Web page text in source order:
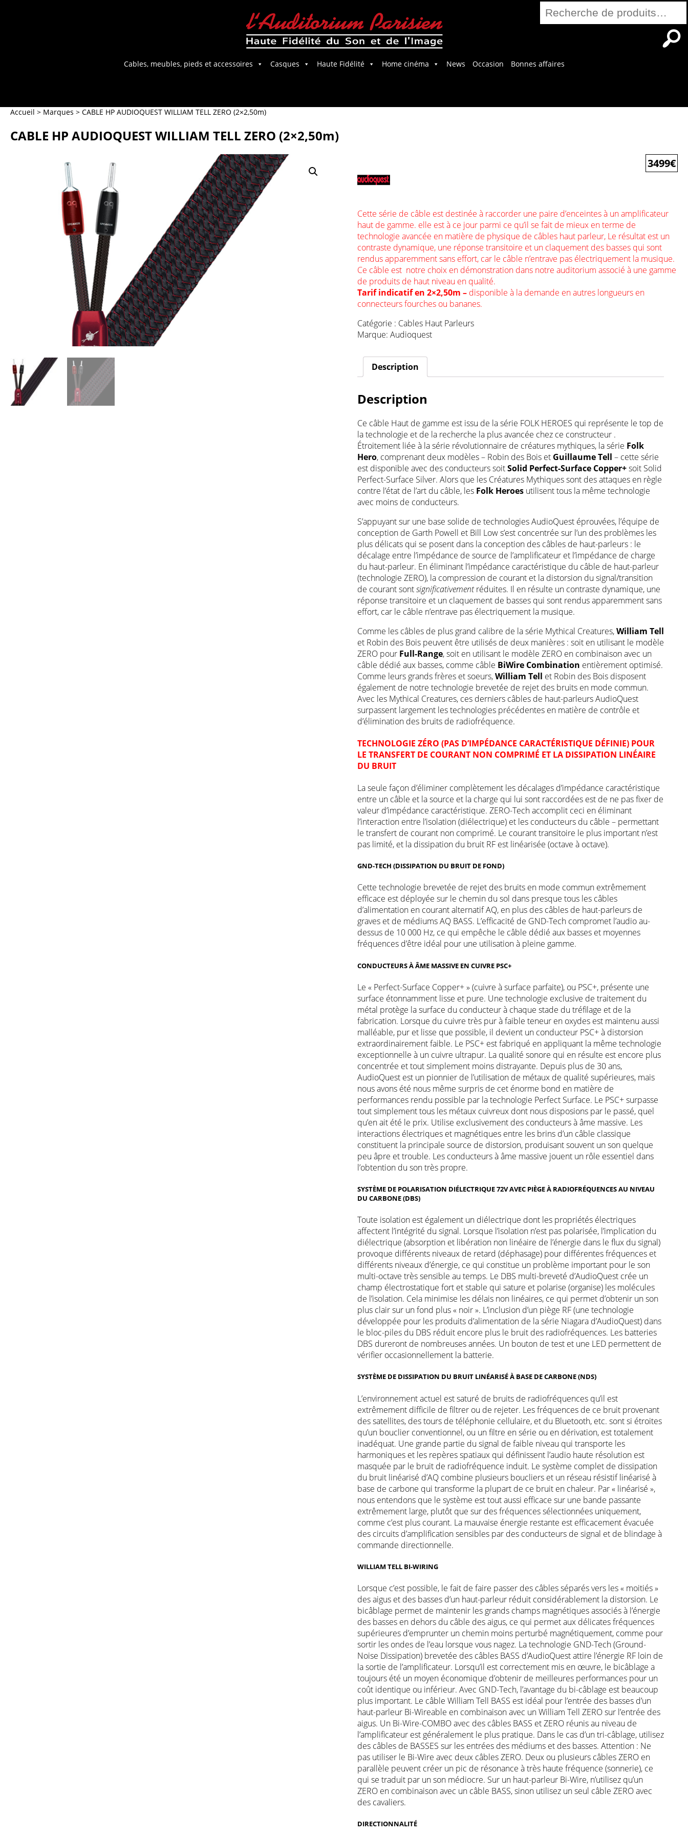
Cables, meubles, pieds et accessoires Casques Haute Fidélité Home cinéma News Occasion Bonnes affaires
Recherche
pour :
Accueil > Marques > CABLE HP AUDIOQUEST WILLIAM TELL ZERO (2×2,50m)
CABLE HP AUDIOQUEST WILLIAM TELL ZERO (2×2,50m)
3499€
Cette série de câble est destinée à raccorder une paire d’enceintes à un amplificateur
haut de gamme. elle est à ce jour parmi ce qu’il se fait de mieux en terme de
technologie avancée en matière de physique de câbles haut parleur, Le résultat est un
contraste dynamique, une réponse transitoire et un claquement des basses qui sont
rendus apparemment sans effort, car le câble n’entrave pas électriquement la musique.
Ce câble est notre choix en démonstration dans notre auditorium associé à une gamme
de produits de haut niveau en qualité.
Tarif indicatif en 2×2,50m – disponible à la demande en autres longueurs en
connecteurs fourches ou bananes.
Catégorie : Cables Haut Parleurs
Marque:Audioquest
Description
Description
Ce câble Haut de gamme est issu de la série FOLK HEROES qui représente le top de
la technologie et de la recherche la plus avancée chez ce constructeur .
Étroitement liée à la série révolutionnaire de créatures mythiques, la série Folk
Hero, comprenant deux modèles – Robin des Bois et Guillaume Tell – cette série
est disponible avec des conducteurs soitSolid Perfect-Surface Copper+soit Solid
Perfect-Surface Silver. Alors que les Créatures Mythiques sont des attaques en règle
contre l’état de l’art du câble, les Folk Heroes utilisent tous la même technologie
avec moins de conducteurs.
S’appuyant sur une base solide de technologies AudioQuest éprouvées, l’équipe de
conception de Garth Powell et Bill Low s’est concentrée sur l’un des problèmes les
plus délicats qui se posent dans la conception des câbles de haut-parleurs : le
décalage entre l’impédance de source de l’amplificateur et l’impédance de charge
du haut-parleur. En éliminant l’impédance caractéristique du câble de haut-parleur
(technologie ZERO), la compression de courant et la distorsion du signal/transition
de courant sontsignificativementréduites. Il en résulte un contraste dynamique, une
réponse transitoire et un claquement de basses qui sont rendus apparemment sans
effort, car le câble n’entrave pas électriquement la musique.
Comme les câbles de plus grand calibre de la série Mythical Creatures,William Tell
et Robin des Bois peuvent être utilisés de deux manières : soit en utilisant le modèle
ZERO pour Full-Range, soit en utilisant le modèle ZERO en combinaison avec un
câble dédié aux basses, comme câble BiWire Combination entièrement optimisé.
Comme leurs grands frères et soeurs,William Tell et Robin des Bois disposent
également de notre technologie brevetée de rejet des bruits en mode commun.
Avec les Mythical Creatures, ces derniers câbles de haut-parleurs AudioQuest
surpassent largement les technologies précédentes en matière de contrôle et
d’élimination des bruits de radiofréquence.
TECHNOLOGIE ZÉRO (PAS D’IMPÉDANCE CARACTÉRISTIQUE DÉFINIE) POUR
LE TRANSFERT DE COURANT NON COMPRIMÉ ET LA DISSIPATION LINÉAIRE
DU BRUIT
La seule façon d’éliminer complètement les décalages d’impédance caractéristique
entre un câble et la source et la charge qui lui sont raccordées est de ne pas fixer de
valeur d’impédance caractéristique. ZERO-Tech accomplit ceci en éliminant
l’interaction entre l’isolation (diélectrique) et les conducteurs du câble – permettant
le transfert de courant non comprimé. Le courant transitoire le plus important n’est
pas limité, et la dissipation du bruit RF est linéarisée (octave à octave).
GND-TECH (DISSIPATION DU BRUIT DE FOND)
Cette technologie brevetée de rejet des bruits en mode commun extrêmement
efficace est déployée sur le chemin du sol dans presque tous les câbles
d’alimentation en courant alternatif AQ, en plus des câbles de haut-parleurs de
graves et de médiums AQ BASS. L’efficacité de GND-Tech compromet l’audio au-
dessus de 10 000 Hz, ce qui empêche le câble dédié aux basses et moyennes
fréquences d’être idéal pour une utilisation à pleine gamme.
CONDUCTEURS À ÂME MASSIVE EN CUIVRE PSC+
Le « Perfect-Surface Copper+ » (cuivre à surface parfaite), ou PSC+, présente une
surface étonnamment lisse et pure. Une technologie exclusive de traitement du
métal protège la surface du conducteur à chaque stade du tréfilage et de la
fabrication. Lorsque du cuivre très pur à faible teneur en oxydes est maintenu aussi
malléable, pur et lisse que possible, il devient un conducteur PSC+ à distorsion
extraordinairement faible. Le PSC+ est fabriqué en appliquant la même technologie
exceptionnelle à un cuivre ultrapur. La qualité sonore qui en résulte est encore plus
concentrée et tout simplement moins distrayante. Depuis plus de 30 ans,
AudioQuest est un pionnier de l’utilisation de métaux de qualité supérieures, mais
nous avons été nous même surpris de cet énorme bond en matière de
performances rendu possible par la technologie Perfect Surface. Le PSC+ surpasse
tout simplement tous les métaux cuivreux dont nous disposions par le passé, quel
qu’en ait été le prix. Utilise exclusivement des conducteurs à âme massive. Les
interactions électriques et magnétiques entre les brins d’un câble classique
constituent la principale source de distorsion, produisant souvent un son quelque
peu âpre et trouble. Les conducteurs à âme massive jouent un rôle essentiel dans
l’obtention du son très propre.
SYSTÈME DE POLARISATION DIÉLECTRIQUE 72V AVEC PIÈGE À RADIOFRÉQUENCES AU NIVEAU
DU CARBONE (DBS)
Toute isolation est également un diélectrique dont les propriétés électriques
affectent l’intégrité du signal. Lorsque l’isolation n’est pas polarisée, l’implication du
diélectrique (absorption et libération non linéaire de l’énergie dans le flux du signal)
provoque différents niveaux de retard (déphasage) pour différentes fréquences et
différents niveaux d’énergie, ce qui constitue un problème important pour le son
multi-octave très sensible au temps. Le DBS multi-breveté d’AudioQuest crée un
champ électrostatique fort et stable qui sature et polarise (organise) les molécules
de l’isolation. Cela minimise les délais non linéaires, ce qui permet d’obtenir un son
plus clair sur un fond plus « noir ». L’inclusion d’un piège RF (une technologie
développée pour les produits d’alimentation de la série Niagara d’AudioQuest) dans
le bloc-piles du DBS réduit encore plus le bruit des radiofréquences. Les batteries
DBS dureront de nombreuses années. Un bouton de test et une LED permettent de
vérifier occasionnellement la batterie.
SYSTÈME DE DISSIPATION DU BRUIT LINÉARISÉ À BASE DE CARBONE (NDS)
L’environnement actuel est saturé de bruits de radiofréquences qu’il est
extrêmement difficile de filtrer ou de rejeter. Les fréquences de ce bruit provenant
des satellites, des tours de téléphonie cellulaire, et du Bluetooth, etc. sont si étroites
qu’un bouclier conventionnel, ou un filtre en série ou en dérivation, est totalement
inadéquat. Une grande partie du signal de faible niveau qui transporte les
harmoniques et les repères spatiaux qui définissent l’audio haute résolution est
masquée par le bruit de radiofréquence induit. Le système complet de dissipation
du bruit linéarisé d’AQ combine plusieurs boucliers et un réseau résistif linéarisé à
base de carbone qui transforme la plupart de ce bruit en chaleur. Par « linéarisé »,
nous entendons que le système est tout aussi efficace sur une bande passante
extrêmement large, plutôt que sur des fréquences sélectionnées uniquement,
comme c’est plus courant. La mauvaise énergie restante est efficacement évacuée
des circuits d’amplification sensibles par des conducteurs de signal et de blindage à
commande directionnelle.
WILLIAM TELL BI-WIRING
Lorsque c’est possible, le fait de faire passer des câbles séparés vers les « moitiés »
des aigus et des basses d’un haut-parleur réduit considérablement la distorsion. Le
bicâblage permet de maintenir les grands champs magnétiques associés à l’énergie
des basses en dehors du câble des aigus, ce qui permet aux délicates fréquences
supérieures d’emprunter un chemin moins perturbé magnétiquement, comme pour
sortir les ondes de l’eau lorsque vous nagez. La technologie GND-Tech (Ground-
Noise Dissipation) brevetée des câbles BASS d’AudioQuest attire l’énergie RF loin de
la sortie de l’amplificateur. Lorsqu’il est correctement mis en œuvre, le bicâblage a
toujours été un moyen économique d’obtenir de meilleures performances pour un
coût identique ou inférieur. Avec GND-Tech, l’avantage du bi-câblage est beaucoup
plus important. Le câble William Tell BASS est idéal pour l’entrée des basses d’un
haut-parleur Bi-Wireable en combinaison avec un William Tell ZERO sur l’entrée des
aigus. Un Bi-Wire-COMBO avec des câbles BASS et ZERO réunis au niveau de
l’amplificateur est généralement le plus pratique. Dans le cas d’un tri-câblage, utilisez
des câbles de BASSES sur les entrées des médiums et des basses. Attention : Ne
pas utiliser le Bi-Wire avec deux câbles ZERO. Deux ou plusieurs câbles ZERO en
parallèle peuvent créer un pic de résonance à très haute fréquence (sonnerie), ce
qui se traduit par un son médiocre. Sur un haut-parleur Bi-Wire, n’utilisez qu’un
ZERO en combinaison avec un câble BASS, sinon utilisez un seul câble ZERO avec
des cavaliers.
DIRECTIONNALITÉ